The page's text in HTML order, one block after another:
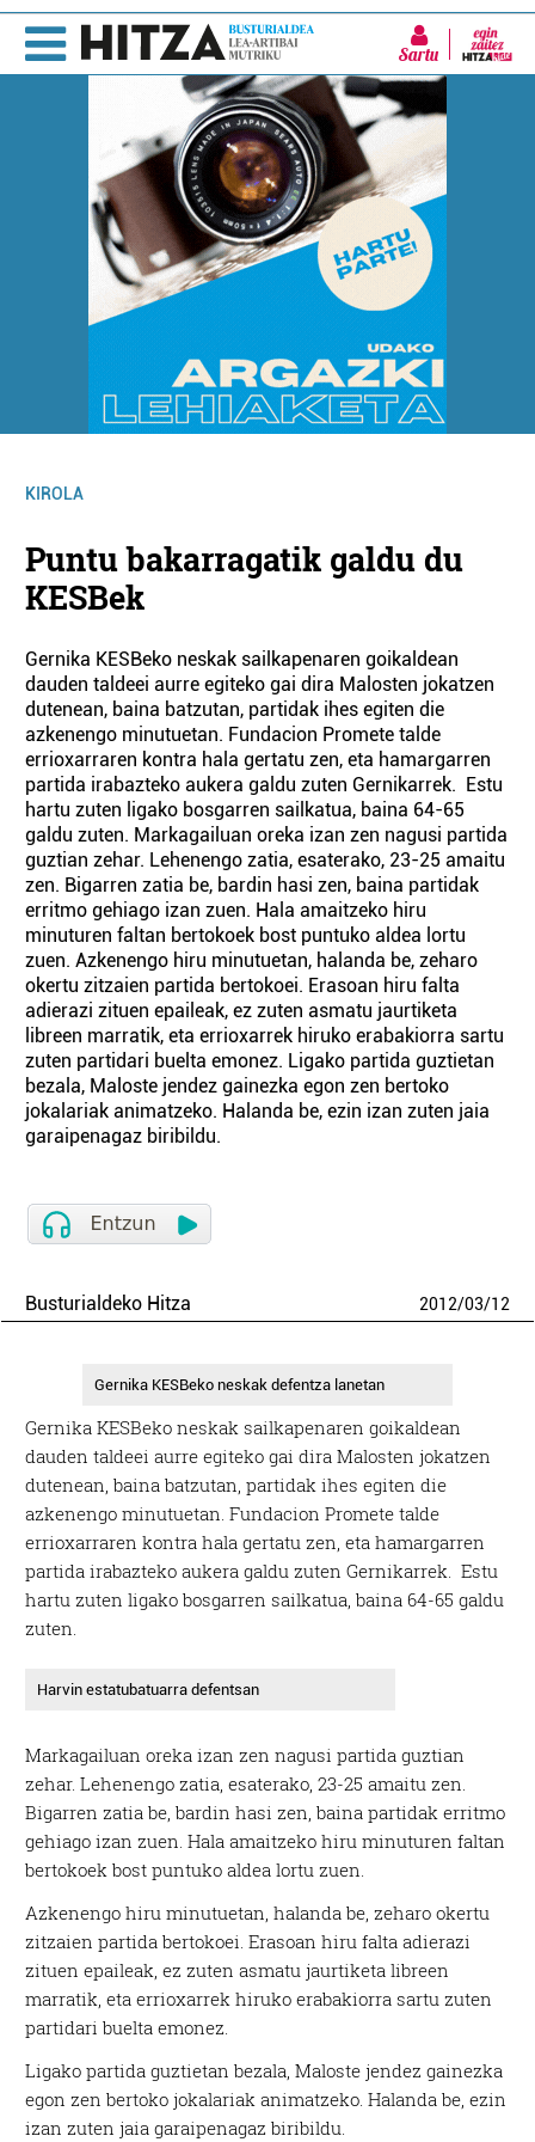
Sartu
KIROLA
Puntu bakarragatik galdu du
KESBek
Gernika KESBeko neskak sailkapenaren goikaldean
dauden taldeei aurre egiteko gai dira Malosten jokatzen
dutenean, baina batzutan, partidak ihes egiten die
azkenengo minutuetan. Fundacion Promete talde
errioxarraren kontra hala gertatu zen, eta hamargarren
partida irabazteko aukera galdu zuten Gernikarrek. Estu
hartu zuten ligako bosgarren sailkatua, baina 64-65
galdu zuten. Markagailuan oreka izan zen nagusi partida
guztian zehar. Lehenengo zatia, esaterako, 23-25 amaitu
zen. Bigarren zatia be, bardin hasi zen, baina partidak
erritmo gehiago izan zuen. Hala amaitzeko hiru
minuturen faltan bertokoek bost puntuko aldea lortu
zuen. Azkenengo hiru minutuetan, halanda be, zeharo
okertu zitzaien partida bertokoei. Erasoan hiru falta
adierazi zituen epaileak, ez zuten asmatu jaurtiketa
libreen marratik, eta errioxarrek hiruko erabakiorra sartu
zuten partidari buelta emonez. Ligako partida guztietan
bezala, Maloste jendez gainezka egon zen bertoko
jokalariak animatzeko. Halanda be, ezin izan zuten jaia
garaipenagaz biribildu.
Busturialdeko Hitza 2012/03/12
Gernika KESBeko neskak defentza lanetan
Gernika KESBeko neskak sailkapenaren goikaldean
dauden taldeei aurre egiteko gai dira Malosten jokatzen
dutenean, baina batzutan, partidak ihes egiten die
azkenengo minutuetan. Fundacion Promete talde
errioxarraren kontra hala gertatu zen, eta hamargarren
partida irabazteko aukera galdu zuten Gernikarrek. Estu
hartu zuten ligako bosgarren sailkatua, baina 64-65 galdu
zuten.
Harvin estatubatuarra defentsan
Markagailuan oreka izan zen nagusi partida guztian
zehar. Lehenengo zatia, esaterako, 23-25 amaitu zen.
Bigarren zatia be, bardin hasi zen, baina partidak erritmo
gehiago izan zuen. Hala amaitzeko hiru minuturen faltan
bertokoek bost puntuko aldea lortu zuen.
Azkenengo hiru minutuetan, halanda be, zeharo okertu
zitzaien partida bertokoei. Erasoan hiru falta adierazi
zituen epaileak, ez zuten asmatu jaurtiketa libreen
marratik, eta errioxarrek hiruko erabakiorra sartu zuten
partidari buelta emonez.
Ligako partida guztietan bezala, Maloste jendez gainezka
egon zen bertoko jokalariak animatzeko. Halanda be, ezin
izan zuten jaia garaipenagaz biribildu.